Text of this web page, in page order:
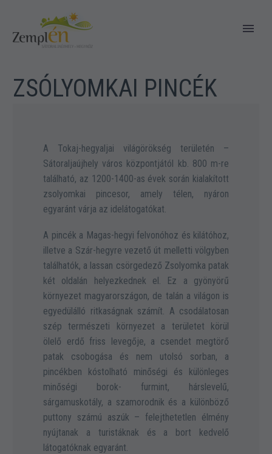
ZSÓLYOMKAI PINCÉK
A Tokaj-hegyaljai világörökség területén –
Sátoraljaújhely város központjától kb. 800 m-re
található, az 1200-1400-as évek során kialakított
zsolyomkai pincesor, amely télen, nyáron
egyaránt várja az idelátogatókat.
A pincék a Magas-hegyi felvonóhoz és kilátóhoz,
illetve a Szár-hegyre vezető út melletti völgyben
találhatók, a lassan csörgedező Zsolyomka patak
két oldalán helyezkednek el. Ez a gyönyörű
környezet magyarországon, de talán a világon is
egyedülálló ritkaságnak számít. A csodálatosan
szép természeti környezet a területet körül
ölelő erdő friss levegője, a csendet megtörő
patak csobogása és nem utolsó sorban, a
pincékben kóstolható minőségi és különleges
minőségi borok- furmint, hárslevelű,
sárgamuskotály, a szamorodnik és a különböző
puttony számú aszúk – felejthetetlen élmény
nyújtanak a turistáknak és a bort kedvelő
látogatóknak egyaránt.